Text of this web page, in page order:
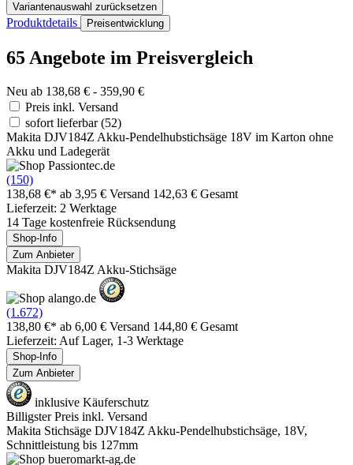
Variantenauswahl zurücksetzen
Produktdetails Preisentwicklung
65 Angebote im Preisvergleich
Neu ab 138,68 € - 359,90 €
Preis inkl. Versand
sofort lieferbar(52)
Makita DJV184Z Akku-Pendelhubstichsäge 18V im Karton ohne
Akku und Ladegerät
(150)
138,68 €* ab 3,95 € Versand 142,63 € Gesamt
Lieferzeit: 2 Werktage
14 Tage kostenfreie Rücksendung
Shop-Info
Zum Anbieter
Makita DJV184Z Akku-Stichsäge
(1.672)
138,80 €* ab 6,00 € Versand 144,80 € Gesamt
Lieferzeit: Auf Lager, 1-3 Werktage
Shop-Info
Zum Anbieter
inklusive Käuferschutz
Billigster Preis inkl. Versand
Makita Stichsäge DJV184Z Akku-Pendelhubstichsäge, 18V,
Schnittleistung bis 127mm